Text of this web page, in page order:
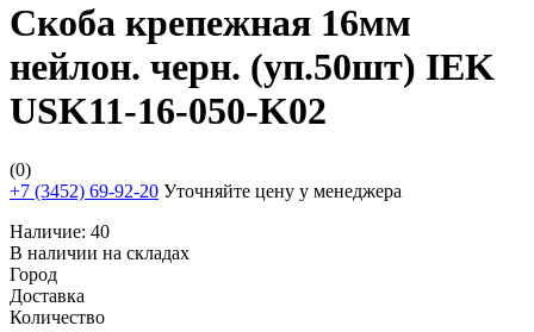
Скоба крепежная 16мм
нейлон. черн. (уп.50шт) IEK
USK11-16-050-K02
(0)
+7 (3452) 69-92-20 Уточняйте цену у менеджера
Наличие: 40
В наличии на складах
Город
Доставка
Количество